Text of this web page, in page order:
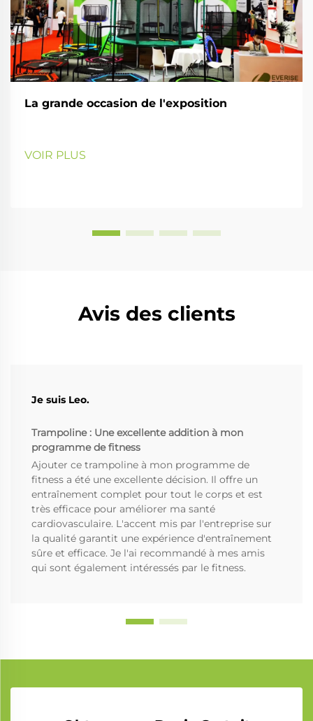
La grande occasion de l'exposition
VOIR PLUS
Avis des clients
Je suis Leo.
Trampoline : Une excellente addition à mon
programme de fitness
Ajouter ce trampoline à mon programme de
fitness a été une excellente décision. Il offre un
entraînement complet pour tout le corps et est
très efficace pour améliorer ma santé
cardiovasculaire. L'accent mis par l'entreprise sur
la qualité garantit une expérience d'entraînement
sûre et efficace. Je l'ai recommandé à mes amis
qui sont également intéressés par le fitness.